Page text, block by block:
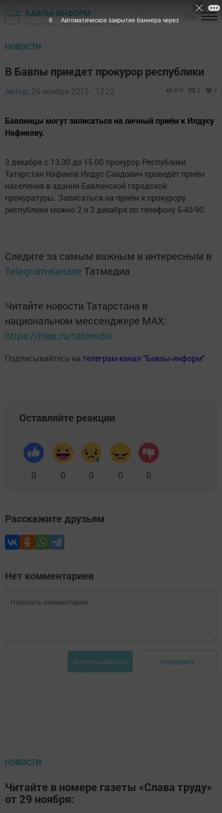
БАВЛЫ-ИНФОРМ
Газета "Слава труду" - Бавлинский район
НОВОСТИ
В Бавлы приедет прокурор республики
Автор, 29 ноября 2013 - 13:22 808 0 0
Бавлинцы могут записаться на личный приём к Илдусу
Нафикову.
3 декабря с 13.30 до 15.00 прокурор Республики
Татарстан Нафиков Илдус Саидович проведёт приём
населения в здании Бавлинской городской
прокуратуры. Записаться на приём к прокурору
республики можно 2 и 3 декабря по телефону 5-40-90.
Следите за самым важным и интересным в
Telegram-канале Татмедиа
Читайте новости Татарстана в
национальном мессенджере MАХ:
https://max.ru/tatmedia
Подписывайтесь на телеграм-канал "Бавлы-информ"
Оставляйте реакции
0 0 0 0 0
Расскажите друзьям
Нет комментариев
Авторизоваться Отправить
НОВОСТИ
Читайте в номере газеты «Слава труду»
от 29 ноября:
5 Автоматическое закрытие баннера через